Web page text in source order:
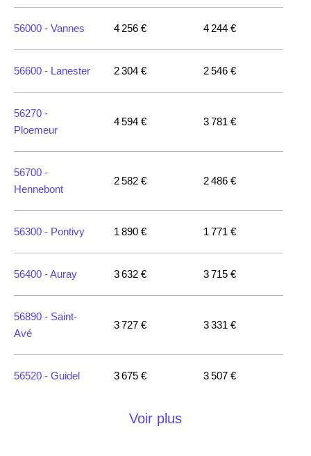
56000 - Vannes 4 256 € 4 244 €
56600 - Lanester 2 304 € 2 546 €
56270 -
Ploemeur
4 594 € 3 781 €
56700 -
Hennebont
2 582 € 2 486 €
56300 - Pontivy 1 890 € 1 771 €
56400 -Auray 3 632 € 3 715 €
56890 - Saint-
Avé
3 727 € 3 331 €
56520 - Guidel 3 675 € 3 507 €
3 875 €
Voir plus